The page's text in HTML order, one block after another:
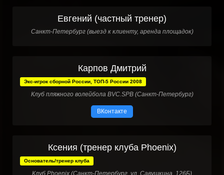
Евгений (частный тренер)
Санкт-Петербург (выезд к клиенту, аренда площадок)
Карпов Дмитрий
Экс-игрок сборной России, ТОП-5 России 2008
Клуб пляжного волейбола BVC.SPB (Санкт-Петербург)
ВКонтакте
Ксения (тренер клуба Phoenix)
Основатель/тренер клуба
Клуб Phoenix (Санкт-Петербург, ул. Савушкина, 126Б)